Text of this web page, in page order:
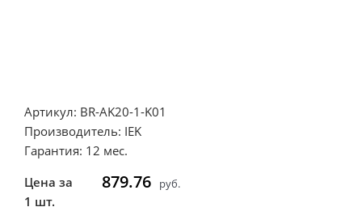
Артикул: BR-AK20-1-K01
Производитель: IEK
Гарантия: 12 мес.
Цена за
1 шт.
879.76 руб.